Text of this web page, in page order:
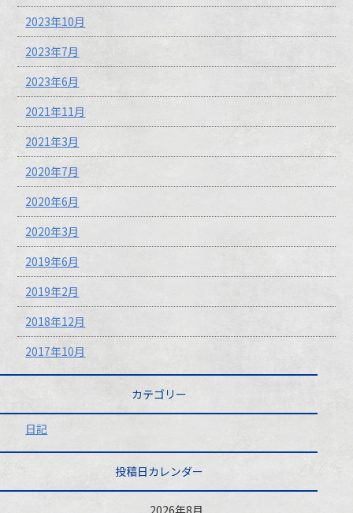
2023年10月
2023年7月
2023年6月
2021年11月
2021年3月
2020年7月
2020年6月
2020年3月
2019年6月
2019年2月
2018年12月
2017年10月
カテゴリー
日記
投稿日カレンダー
2026年8月